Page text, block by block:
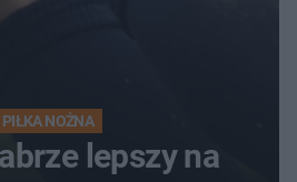
PIŁKA NOŻNA
lepszy na